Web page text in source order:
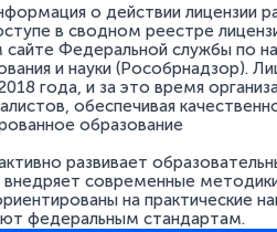
о действии лицензии
в сводном реестре
Федеральной службы по
и науки (Рособрнадзор).
года, и за это время
обеспечивая
образование
развивает
современные
на практические
федеральным стандартам.